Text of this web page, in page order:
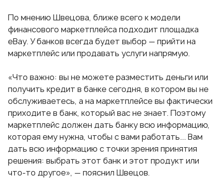
По мнению Швецова, ближе всего к модели
финансового маркетплейса подходит площадка
eBay. У банков всегда будет выбор — прийти на
маркетплейс или продавать услуги напрямую.
«Что важно: вы не можете разместить деньги или
получить кредит в банке сегодня, в котором вы не
обслуживаетесь, а на маркетплейсе вы фактически
приходите в банк, который вас не знает. Поэтому
маркетплейс должен дать банку всю информацию,
которая ему нужна, чтобы с вами работать... Вам
дать всю информацию с точки зрения принятия
решения: выбрать этот банк и этот продукт или
что-то другое», — пояснил Швецов.